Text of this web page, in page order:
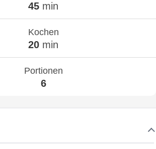
45 min
Kochen
20 min
Portionen
6